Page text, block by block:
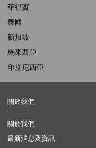
菲律賓
泰國
新加坡
馬來西亞
印度尼西亞
關於我們
關於我們
最新消息及資訊